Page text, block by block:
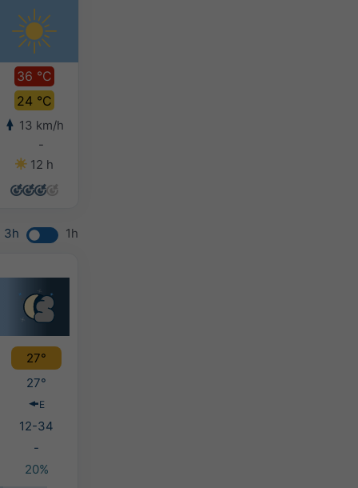
36 °C
24 °C
13 km/h
-
12 h
3h 1h
27°
27°
E
12-34
-
20%